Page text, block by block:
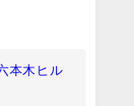
本木ヒル